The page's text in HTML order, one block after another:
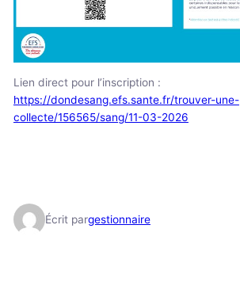
Lien direct pour l’inscription :
https://dondesang.efs.sante.fr/trouver-une-
collecte/156565/sang/11-03-2026‌
Écrit pargestionnaire